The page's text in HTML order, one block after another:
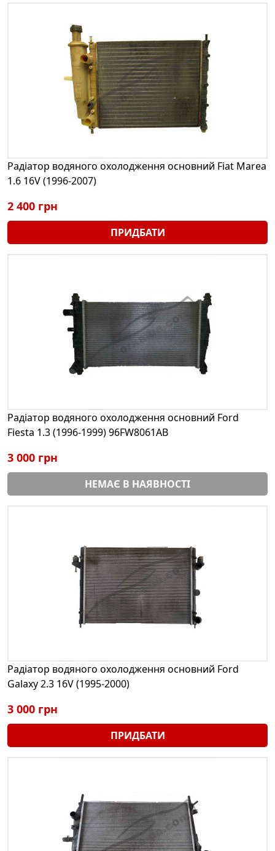
Радіатор водяного охолодження основний Fiat Marea
1.6 16V (1996-2007)
2 400 грн
ПРИДБАТИ
Радіатор водяного охолодження основний Ford
Fiesta 1.3 (1996-1999) 96FW8061AB
3 000 грн
НЕМАЄ В НАЯВНОСТІ
Радіатор водяного охолодження основний Ford
Galaxy 2.3 16V (1995-2000)
3 000 грн
ПРИДБАТИ